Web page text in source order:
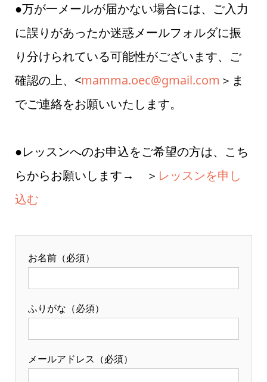
●万が一メールが届かない場合には、ご入力
に誤りがあったか迷惑メールフォルダに振
り分けられている可能性がございます、ご
確認の上、<mamma.oec@gmail.com ＞ま
でご連絡をお願いいたします。
●レッスンへのお申込をご希望の方は、こち
らからお願いします→ ＞ レッスンを申し
込む
お名前（必須）
ふりがな（必須）
メールアドレス（必須）